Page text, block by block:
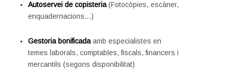
Autoservei de copisteria(Fotocòpies, escàner,
enquadernacions…)
Gestoria bonificadaamb especialistes en
temes laborals, comptables, fiscals, financers i
mercantils (segons disponibilitat)